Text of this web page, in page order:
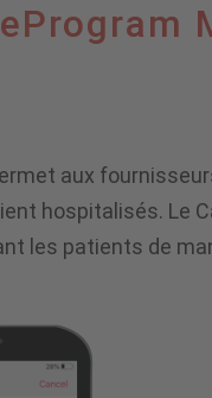
aux
hospitalisés. Le
les patients de